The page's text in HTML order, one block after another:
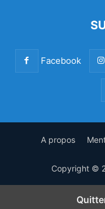
Facebook
A propos
Copyright ©